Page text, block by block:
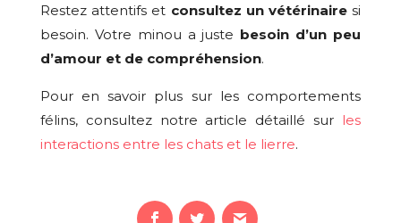
Restez attentifs et consultez un vétérinairesi
besoin. Votre minou a juste besoin d’un peu
d’amour et de compréhension.
Pour en savoir plus sur les comportements
félins, consultez notre article détaillé sur les
interactions entre les chats et le lierre.